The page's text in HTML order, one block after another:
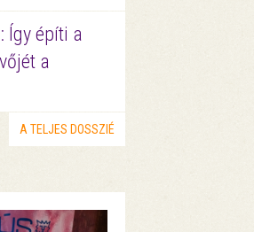
Így építi a
a
A TELJES DOSSZIÉ